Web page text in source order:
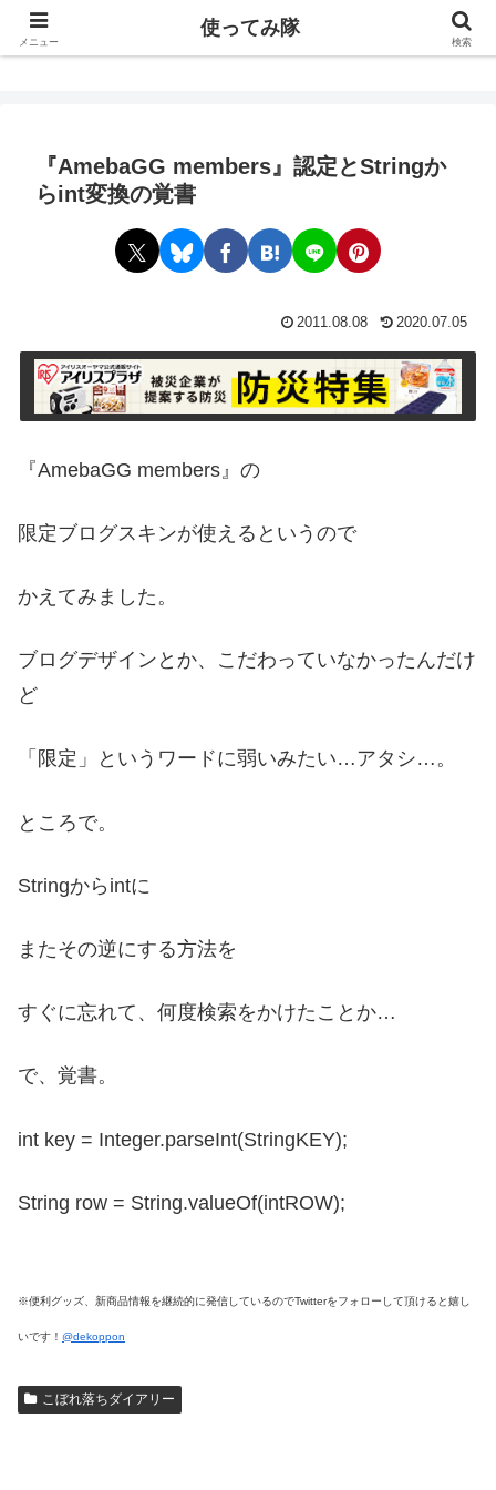
使ってみ隊
『AmebaGG members』認定とStringか
らint変換の覚書
2011.08.08 2020.07.05
『AmebaGG members』の
限定ブログスキンが使えるというので
かえてみました。
ブログデザインとか、こだわっていなかったんだけ
ど
「限定」というワードに弱いみたい…アタシ…。
ところで。
Stringからintに
またその逆にする方法を
すぐに忘れて、何度検索をかけたことか…
で、覚書。
int key = Integer.parseInt(StringKEY);
String row = String.valueOf(intROW);
※便利グッズ、新商品情報を継続的に発信しているのでTwitterをフォローして頂けると嬉し
いです！ @dekoppon
こぼれ落ちダイアリー
メニュー
使ってみ隊
検索